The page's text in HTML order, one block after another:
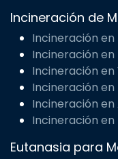
Incineración de
Incineración en
Incineración
Incineración en
Incineración en
Incineración
Incineración
Eutanasia para